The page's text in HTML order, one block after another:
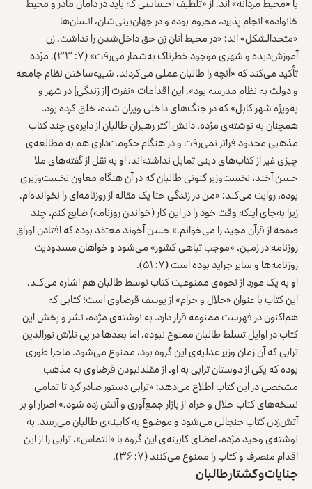
خانواده» انجام پذیرد، محروم بوده و در جهان‌بینی‌شان، انسان‌ها
«متحدالشکل» اند: «در محیط آنان زن حق داخل‌شدن را نداشت. زن
آموزش‌دیده و شهری موجود خطرناک به‌شمار می‌رفت» (۷: ۳۳). مژده
تأکید می‌کند که «آنچه را طالبان عملی می‌کردند، شبیه‌ساختن نظام جامعه
و دولت به نظام مدرسه بود». این اقدامات «نفرت [از زندگی] در شهر و
به‌ویژه شهر کابل» که در جنگ‌های داخلی ویران شده، خلق کرده بود.
همچنان به نوشته‌ی مژده، دانش اکثر رهبران طالبان از دایره‌ی چند کتاب
مذهبی محدود فراتر نمی‌رفت و در هنگام حکومت‌داری هم به مطالعه‌ی
چیزی غیر از کتاب‌های دینی تمایل نداشته‌اند. او به نقل از گفته‌های ملا
حسن آخند، نخست‌وزیر کنونی طالبان که در آن هنگام معاون نخست‌وزیری
بوده، روایت می‌کند: «من در زندگی حتا یک مقاله از روزنامه‌ای را نخوانده‌ام.
زیرا به‌جای اینکه وقت خود را در این کار (خواندن روزنامه) ضایع کنم، چند
صفحه از قرآن مجید را می‌خوانم.» حسن آخوند معتقد بوده که افتادن اوراق
روزنامه در زمین، «موجب تباهی کشور» می‌شود و خواهان مسدودیت
روزنامه‌ها و سایر جراید بوده است (۷: ۵۱).
او به یک مورد از نحوه‌ی ممنوعیت کتاب توسط طالبان هم اشاره می‌کند.
این کتاب با عنوان «حلال و حرام» از یوسف قرضاوی است؛ کتابی که
هم‌اکنون در فهرست ممنوعه قرار دارد. به نوشته‌ی مژده، نشر و پخش این
کتاب در اوایل تسلط طالبان ممنوع نبوده، اما بعدها در پی تلاش نورالدین
ترابی که آن زمان وزیر عدلیه‌ی این گروه بود، ممنوع می‌شود. ماجرا طوری
بوده که یکی از دوستان ترابی به او، از مقلدنبودن قرضاوی به مذهب
مشخصی در این کتاب اطلاع می‌دهد: «ترابی دستور صادر کرد تا تمامی
نسخه‌های کتاب حلال و حرام از بازار جمع‌آوری و آتش زده شود.» اصرار او بر
آتش‌زدن کتاب جنجالی می‌شود و موضوع به کابینه‌ی طالبان می‌رسد. به
نوشته‌ی وحید مژده، اعضای کابینه‌ی این گروه با «التماس»، ترابی را از این
اقدام منصرف و کتاب را ممنوع می‌کنند (۷: ۳۶).
جنایات و کشتار طالبان